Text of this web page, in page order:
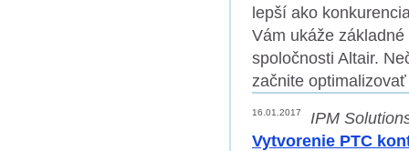
lepší ako
Vám ukáže
spoločnosti Altair.
začnite
16.01.2017
IPM
Vytvorenie PTC